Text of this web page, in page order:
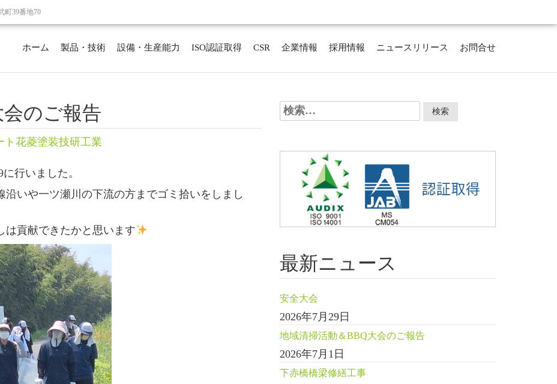
町39番地70
ホーム 製品・技術 設備・生産能力 ISO認証取得 CSR 企業情報 採用情報 ニュースリリース お問合せ
のご報告
ト花菱塗装技研工業
行いました。
いや一ツ瀬川の下流の方までゴミ拾いをしまし
は貢献できたかと思います
検
索:
最新ニュース
安全大会
2026年7月29日
地域清掃活動＆BBQ大会のご報告
2026年7月1日
下赤橋橋梁修繕工事